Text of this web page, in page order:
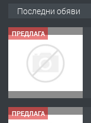
Последни обяви
ПРЕДЛАГА
ПРЕДЛАГА